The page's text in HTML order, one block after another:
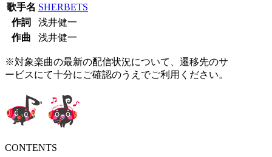
歌手名 SHERBETS
作詞
浅井健一
作曲
浅井健一
※対象楽曲の最新の配信状況について、遷移先のサ
ービスにて十分にご確認のうえでご利用ください。
CONTENTS